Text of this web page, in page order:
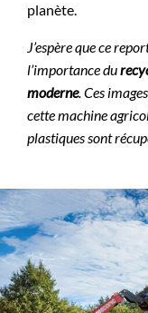
planète.
J’espère que ce
l’importance du
moderne. Ces
cette machine
plastiques sont